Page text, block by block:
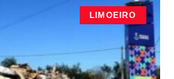
LIMOEIRO